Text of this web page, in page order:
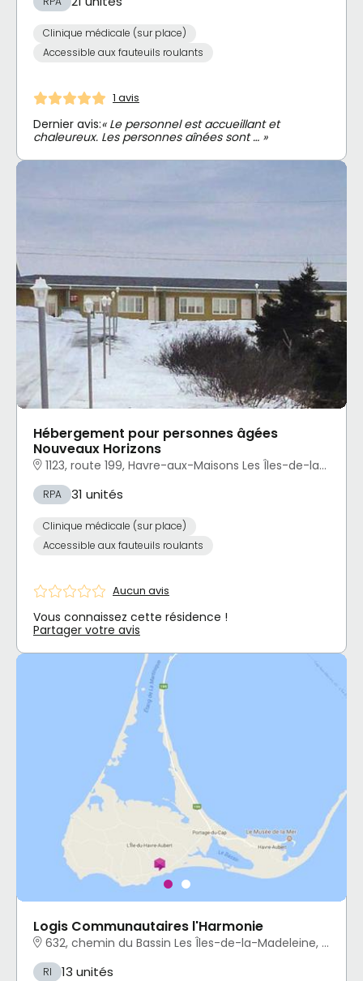
Clinique médicale (sur place)
Accessible aux fauteuils roulants
1 avis
Dernier avis:« Le personnel est accueillant et
chaleureux. Les personnes aînées sont … »
Hébergement pour personnes âgées
Nouveaux Horizons
1123, route 199, Havre-aux-Maisons Les Îles-de-la-Madeleine, QC
RPA 31 unités
Clinique médicale (sur place)
Accessible aux fauteuils roulants
Aucun avis
Vous connaissez cette résidence !
Partager votre avis
Logis Communautaires l'Harmonie
632, chemin du Bassin Les Îles-de-la-Madeleine, QC
RI 13 unités